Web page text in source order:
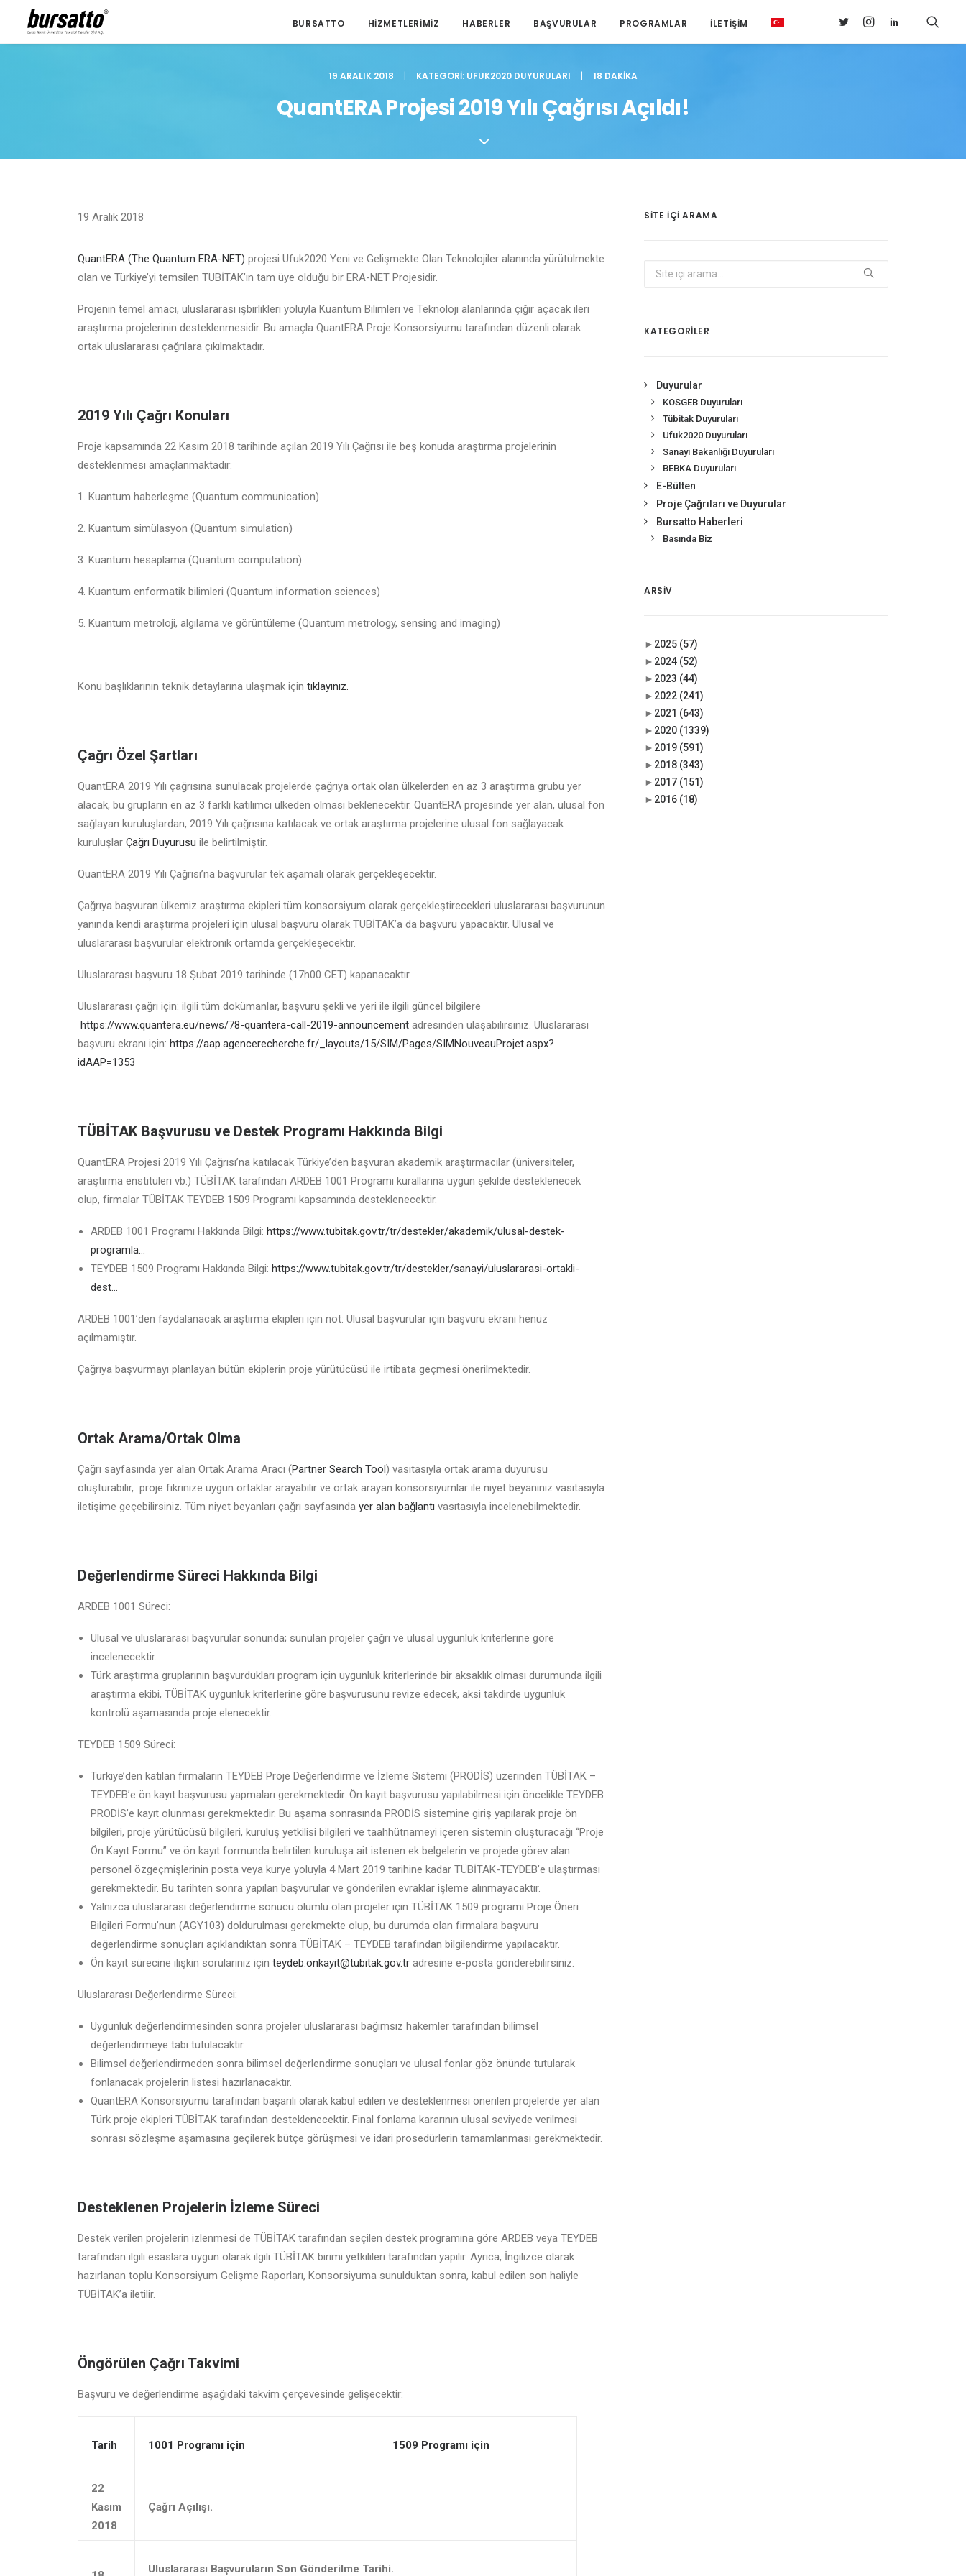
BURSATTO HIZMETLERIMIZ HABERLER BAŞVURULAR PROGRAMLAR İLETIŞIM
19 ARALIK 2018 | KATEGORI: UFUK2020 DUYURULARI | 18 DAKIKA
QuantERA Projesi 2019 Yılı Çağrısı Açıldı!
19 Aralık 2018
QuantERA (The Quantum ERA-NET) projesi Ufuk2020 Yeni ve Gelişmekte Olan Teknolojiler alanında yürütülmekte
olan ve Türkiye’yi temsilen TÜBİTAK’ın tam üye olduğu bir ERA-NET Projesidir.
Projenin temel amacı, uluslararası işbirlikleri yoluyla Kuantum Bilimleri ve Teknoloji alanlarında çığır açacak ileri
araştırma projelerinin desteklenmesidir. Bu amaçla QuantERA Proje Konsorsiyumu tarafından düzenli olarak
ortak uluslararası çağrılara çıkılmaktadır.
2019 Yılı Çağrı Konuları
Proje kapsamında 22 Kasım 2018 tarihinde açılan 2019 Yılı Çağrısı ile beş konuda araştırma projelerinin
desteklenmesi amaçlanmaktadır:
1. Kuantum haberleşme (Quantum communication)
2. Kuantum simülasyon (Quantum simulation)
3. Kuantum hesaplama (Quantum computation)
4. Kuantum enformatik bilimleri (Quantum information sciences)
5. Kuantum metroloji, algılama ve görüntüleme (Quantum metrology, sensing and imaging)
Konu başlıklarının teknik detaylarına ulaşmak için tıklayınız.
Çağrı Özel Şartları
QuantERA 2019 Yılı çağrısına sunulacak projelerde çağrıya ortak olan ülkelerden en az 3 araştırma grubu yer
alacak, bu grupların en az 3 farklı katılımcı ülkeden olması beklenecektir. QuantERA projesinde yer alan, ulusal fon
sağlayan kuruluşlardan, 2019 Yılı çağrısına katılacak ve ortak araştırma projelerine ulusal fon sağlayacak
kuruluşlar Çağrı Duyurusu ile belirtilmiştir.
QuantERA 2019 Yılı Çağrısı’na başvurular tek aşamalı olarak gerçekleşecektir.
Çağrıya başvuran ülkemiz araştırma ekipleri tüm konsorsiyum olarak gerçekleştirecekleri uluslararası başvurunun
yanında kendi araştırma projeleri için ulusal başvuru olarak TÜBİTAK’a da başvuru yapacaktır. Ulusal ve
uluslararası başvurular elektronik ortamda gerçekleşecektir.
Uluslararası başvuru 18 Şubat 2019 tarihinde (17h00 CET) kapanacaktır.
Uluslararası çağrı için: ilgili tüm dokümanlar, başvuru şekli ve yeri ile ilgili güncel bilgilere
https://www.quantera.eu/news/78-quantera-call-2019-announcement adresinden ulaşabilirsiniz. Uluslararası
başvuru ekranı için: https://aap.agencerecherche.fr/_layouts/15/SIM/Pages/SIMNouveauProjet.aspx?
idAAP=1353
TÜBİTAK Başvurusu ve Destek Programı Hakkında Bilgi
QuantERA Projesi 2019 Yılı Çağrısı’na katılacak Türkiye’den başvuran akademik araştırmacılar (üniversiteler,
araştırma enstitüleri vb.) TÜBİTAK tarafından ARDEB 1001 Programı kurallarına uygun şekilde desteklenecek
olup, firmalar TÜBİTAK TEYDEB 1509 Programı kapsamında desteklenecektir.
ARDEB 1001 Programı Hakkında Bilgi: https://www.tubitak.gov.tr/tr/destekler/akademik/ulusal-destek-
programla…
TEYDEB 1509 Programı Hakkında Bilgi: https://www.tubitak.gov.tr/tr/destekler/sanayi/uluslararasi-ortakli-
dest…
ARDEB 1001’den faydalanacak araştırma ekipleri için not: Ulusal başvurular için başvuru ekranı henüz
açılmamıştır.
Çağrıya başvurmayı planlayan bütün ekiplerin proje yürütücüsü ile irtibata geçmesi önerilmektedir.
Ortak Arama/Ortak Olma
Çağrı sayfasında yer alan Ortak Arama Aracı (Partner Search Tool) vasıtasıyla ortak arama duyurusu
oluşturabilir, proje fikrinize uygun ortaklar arayabilir ve ortak arayan konsorsiyumlar ile niyet beyanınız vasıtasıyla
iletişime geçebilirsiniz. Tüm niyet beyanları çağrı sayfasında yer alan bağlantı vasıtasıyla incelenebilmektedir.
Değerlendirme Süreci Hakkında Bilgi
ARDEB 1001 Süreci:
Ulusal ve uluslararası başvurular sonunda; sunulan projeler çağrı ve ulusal uygunluk kriterlerine göre
incelenecektir.
Türk araştırma gruplarının başvurdukları program için uygunluk kriterlerinde bir aksaklık olması durumunda ilgili
araştırma ekibi, TÜBİTAK uygunluk kriterlerine göre başvurusunu revize edecek, aksi takdirde uygunluk
kontrolü aşamasında proje elenecektir.
TEYDEB 1509 Süreci:
Türkiye’den katılan firmaların TEYDEB Proje Değerlendirme ve İzleme Sistemi (PRODİS) üzerinden TÜBİTAK –
TEYDEB’e ön kayıt başvurusu yapmaları gerekmektedir. Ön kayıt başvurusu yapılabilmesi için öncelikle TEYDEB
PRODİS’e kayıt olunması gerekmektedir. Bu aşama sonrasında PRODİS sistemine giriş yapılarak proje ön
bilgileri, proje yürütücüsü bilgileri, kuruluş yetkilisi bilgileri ve taahhütnameyi içeren sistemin oluşturacağı “Proje
Ön Kayıt Formu” ve ön kayıt formunda belirtilen kuruluşa ait istenen ek belgelerin ve projede görev alan
personel özgeçmişlerinin posta veya kurye yoluyla 4 Mart 2019 tarihine kadar TÜBİTAK-TEYDEB’e ulaştırması
gerekmektedir. Bu tarihten sonra yapılan başvurular ve gönderilen evraklar işleme alınmayacaktır.
Yalnızca uluslararası değerlendirme sonucu olumlu olan projeler için TÜBİTAK 1509 programı Proje Öneri
Bilgileri Formu’nun (AGY103) doldurulması gerekmekte olup, bu durumda olan firmalara başvuru
değerlendirme sonuçları açıklandıktan sonra TÜBİTAK – TEYDEB tarafından bilgilendirme yapılacaktır.
Ön kayıt sürecine ilişkin sorularınız için teydeb.onkayit@tubitak.gov.tr adresine e-posta gönderebilirsiniz.
Uluslararası Değerlendirme Süreci:
Uygunluk değerlendirmesinden sonra projeler uluslararası bağımsız hakemler tarafından bilimsel
değerlendirmeye tabi tutulacaktır.
Bilimsel değerlendirmeden sonra bilimsel değerlendirme sonuçları ve ulusal fonlar göz önünde tutularak
fonlanacak projelerin listesi hazırlanacaktır.
QuantERA Konsorsiyumu tarafından başarılı olarak kabul edilen ve desteklenmesi önerilen projelerde yer alan
Türk proje ekipleri TÜBİTAK tarafından desteklenecektir. Final fonlama kararının ulusal seviyede verilmesi
sonrası sözleşme aşamasına geçilerek bütçe görüşmesi ve idari prosedürlerin tamamlanması gerekmektedir.
Desteklenen Projelerin İzleme Süreci
Destek verilen projelerin izlenmesi de TÜBİTAK tarafından seçilen destek programına göre ARDEB veya TEYDEB
tarafından ilgili esaslara uygun olarak ilgili TÜBİTAK birimi yetkilileri tarafından yapılır. Ayrıca, İngilizce olarak
hazırlanan toplu Konsorsiyum Gelişme Raporları, Konsorsiyuma sunulduktan sonra, kabul edilen son haliyle
TÜBİTAK’a iletilir.
Öngörülen Çağrı Takvimi
Başvuru ve değerlendirme aşağıdaki takvim çerçevesinde gelişecektir:
Tarih 1001 Programı için 1509 Programı için
22
Kasım
2018
Çağrı Açılışı.
Uluslararası Başvuruların Son Gönderilme Tarihi.
SITE IÇI ARAMA
KATEGORİLER
Duyurular
KOSGEB Duyuruları
Tübitak Duyuruları
Ufuk2020 Duyuruları
Sanayi Bakanlığı Duyuruları
BEBKA Duyuruları
E-Bülten
Proje Çağrıları ve Duyurular
Bursatto Haberleri
Basında Biz
ARSIV
► 2025 (57)
► 2024 (52)
► 2023 (44)
► 2022 (241)
► 2021 (643)
► 2020 (1339)
► 2019 (591)
► 2018 (343)
► 2017 (151)
► 2016 (18)